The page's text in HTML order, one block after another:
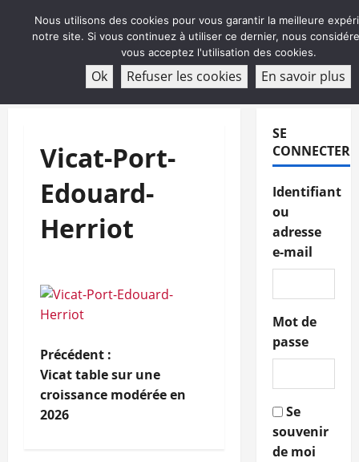
ABONNEMENT
Vicat-Port-
Edouard-
Herriot
N
a
v
Précédent :
Vicat table sur une
croissance modérée en
2026
SE
CONNECTER
Identifiant
ou
adresse
e-mail
Mot de
passe
Se
souvenir
de moi
Nous utilisons des cookies pour vous garantir la meilleure
notre site. Si vous continuez à utiliser ce dernier, nous
vous acceptez l'utilisation des cookies.
Ok Refuser les cookies En savoir plus